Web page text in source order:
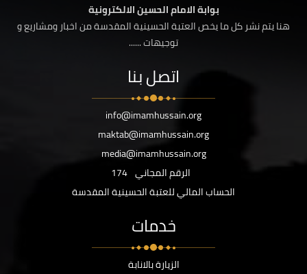
بوابة الامام الحسين الالكترونية
هنا يتم نشر كل ما يخص العتبة الحسينية المقدسة من اخبار ومشاريع و
توجيهات ......
اتصل بنا
info@imamhussain.org
maktab@imamhussain.org
media@imamhussain.org
الرقم المجاني 174
الحساب المالي للعتبة الحسينية المقدسة
خدمات
الزيارة بالانابة